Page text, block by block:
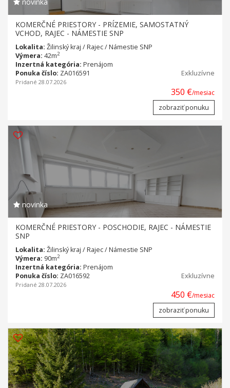
KOMERČNÉ PRIESTORY - PRÍZEMIE, SAMOSTATNÝ
VCHOD, RAJEC - NÁMESTIE SNP
Lokalita: Žilinský kraj / Rajec / Námestie SNP
Výmera: 42m2
Inzertná kategória: Prenájom
Ponuka číslo: ZA016591 Exkluzívne
Pridané 28.07.2026
350 €/mesiac
zobraziť ponuku
novinka
KOMERČNÉ PRIESTORY - POSCHODIE, RAJEC - NÁMESTIE
SNP
Lokalita: Žilinský kraj / Rajec / Námestie SNP
Výmera: 90m2
Inzertná kategória: Prenájom
Ponuka číslo: ZA016592 Exkluzívne
Pridané 28.07.2026
450 €/mesiac
zobraziť ponuku